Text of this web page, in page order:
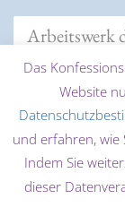
Arbeitswerk
© 2026
Das
Website
und erfahren, wie
Indem Sie
dieser